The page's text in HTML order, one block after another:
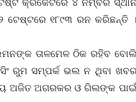
କ୍ରିକେଟରେ ୪ ନମ୍ବର
ଟେଷ୍ଟରେ ୧୮୯୩ ରନ କରିଛନ୍ତି
ତାଳମେଳ ଠିକ ରହିବ
ରୁମ ସମ୍ପର୍କ ଭଲ ନ ଥିବା
ଅଜିତ ଅଗରକର ଓ ଗିଲଙ୍କ